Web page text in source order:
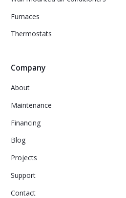
Furnaces
Thermostats
Company
About
Maintenance
Financing
Blog
Projects
Support
Contact